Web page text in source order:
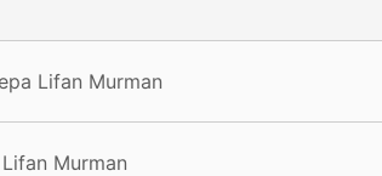
Lifan Murman
Murman